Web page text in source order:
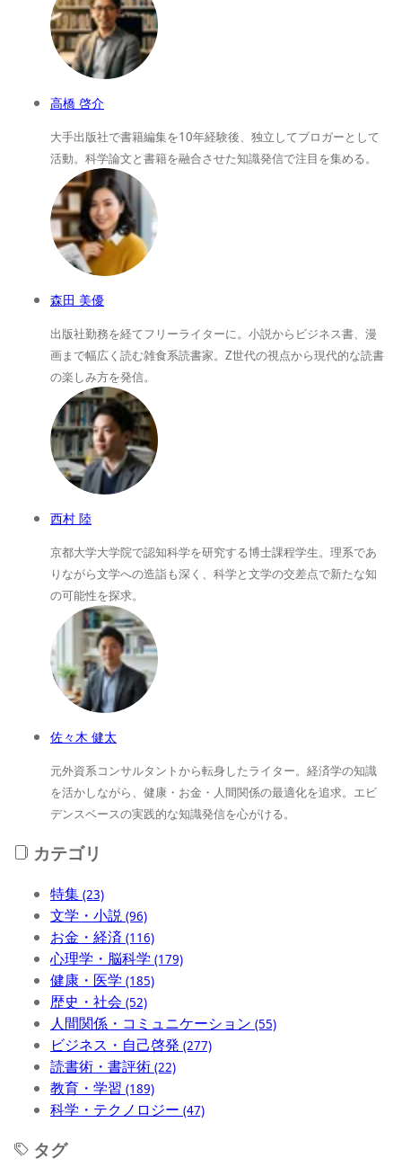
高橋 啓介
大手出版社で書籍編集を10年経験後、独立してブロガーとして
活動。科学論文と書籍を融合させた知識発信で注目を集める。
森田 美優
出版社勤務を経てフリーライターに。小説からビジネス書、漫
画まで幅広く読む雑食系読書家。Z世代の視点から現代的な読書
の楽しみ方を発信。
西村 陸
京都大学大学院で認知科学を研究する博士課程学生。理系であ
りながら文学への造詣も深く、科学と文学の交差点で新たな知
の可能性を探求。
佐々木 健太
元外資系コンサルタントから転身したライター。経済学の知識
を活かしながら、健康・お金・人間関係の最適化を追求。エビ
デンスベースの実践的な知識発信を心がける。
カテゴリ
特集 (23)
文学・小説 (96)
お金・経済 (116)
心理学・脳科学 (179)
健康・医学 (185)
歴史・社会 (52)
人間関係・コミュニケーション (55)
ビジネス・自己啓発 (277)
読書術・書評術 (22)
教育・学習 (189)
科学・テクノロジー (47)
タグ